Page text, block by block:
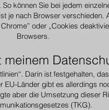
können Sie bei jedem
je nach Browser verschieden.
oder „Cookies
Browsers.
meinem
Darin ist festgehalten,
Länder gibt es allerdings
aber die Umsetzung dieser
(TKG).